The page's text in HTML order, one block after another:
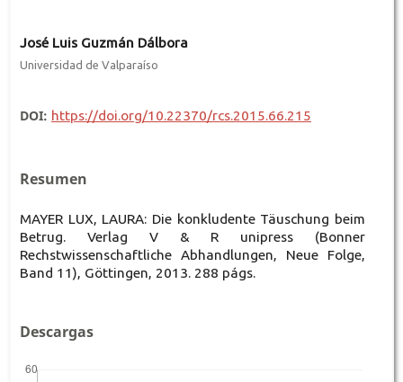
José Luis Guzmán Dálbora
Universidad de Valparaíso
DOI: https://doi.org/10.22370/rcs.2015.66.215
Resumen
MAYER LUX, LAURA: Die konkludente Täuschung beim
Betrug. Verlag V & R unipress (Bonner
Rechstwissenschaftliche Abhandlungen, Neue Folge,
Band 11), Göttingen, 2013. 288 págs.
Descargas